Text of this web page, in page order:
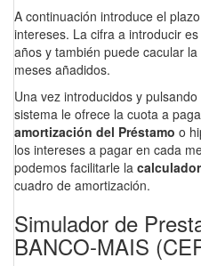
A continuación introduce el
intereses. La cifra a introducir
años y también puede cacular
meses añadidos.
Una vez introducidos y pulsando
sistema le ofrece la cuota a
amortización del Préstamo o
los intereses a pagar en cada
podemos facilitarle la
cuadro de amortización.
Simulador de
BANCO-MAIS